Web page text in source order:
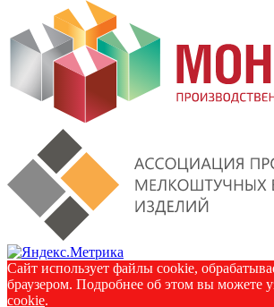
Сайт использует файлы cookie,
браузером. Подробнее об этом вы можете
cookie.